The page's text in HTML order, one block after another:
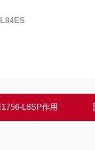
L8SP作用